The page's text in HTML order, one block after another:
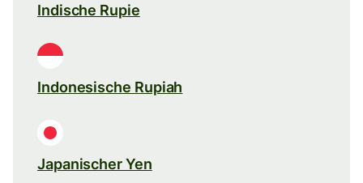
Indische Rupie
Indonesische Rupiah
Japanischer Yen